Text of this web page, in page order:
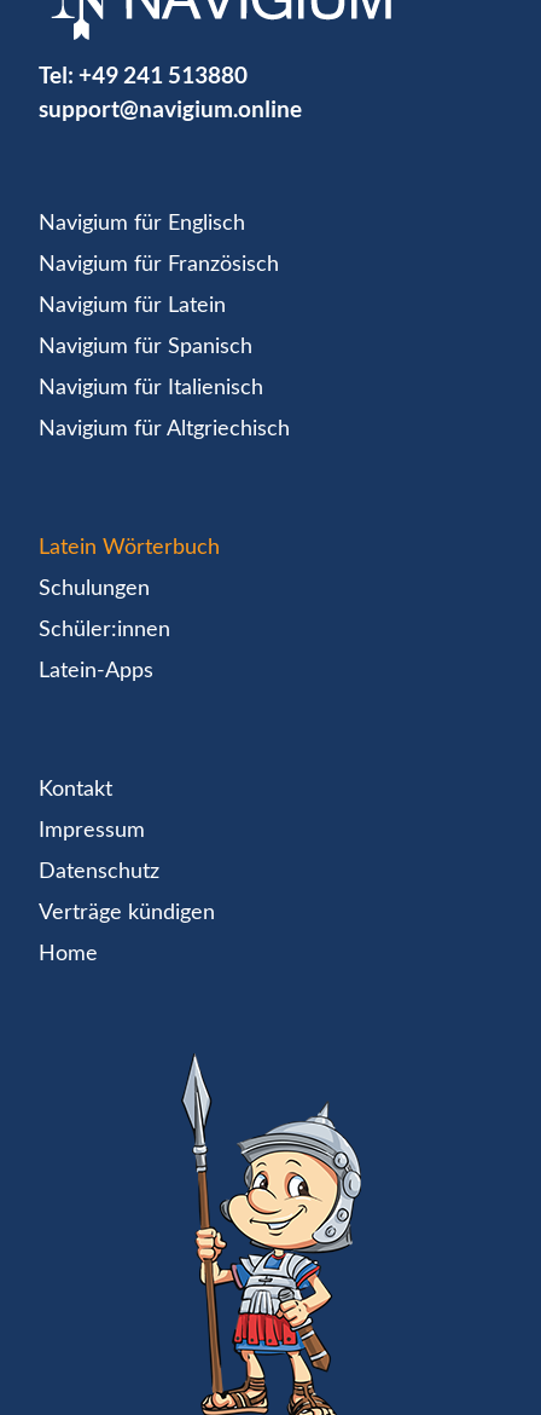
Tel: +49 241 513880
support@navigium.online
Navigium für Englisch
Navigium für Französisch
Navigium für Latein
Navigium für Spanisch
Navigium für Italienisch
Navigium für Altgriechisch
Latein Wörterbuch
Schulungen
Schüler:innen
Latein-Apps
Kontakt
Impressum
Datenschutz
Verträge kündigen
Home